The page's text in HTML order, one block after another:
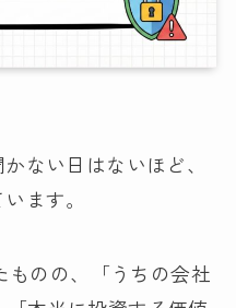
ない日はないほど、
ます。
ものの、「うちの会社